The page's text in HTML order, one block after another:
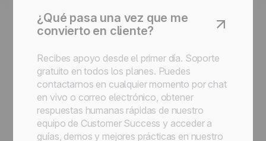
¿Qué pasa una vez que me
convierto en cliente?
Recibes apoyo desde el primer día. Soporte
gratuito en todos los planes. Puedes
contactarnos en cualquier momento por chat
en vivo o correo electrónico, obtener
respuestas humanas rápidas de nuestro
equipo de Customer Success y acceder a
guías, demos y mejores prácticas en nuestro